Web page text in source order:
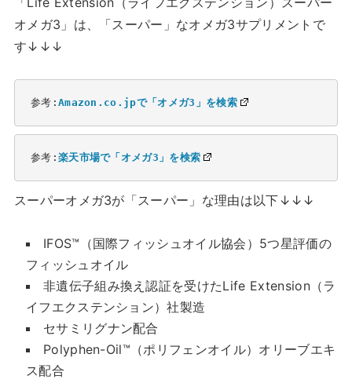
オメガ3」は、「スーパー」なオメガ3サプリメントで
す↓↓↓
参考: Amazon.co.jpで「オメガ3」を検索
参考: 楽天市場で「オメガ3」を検索
スーパーオメガ3が「スーパー」な理由は以下↓↓↓
IFOS™（国際フィッシュオイル協会）5つ星評価の
フィッシュオイル
非遺伝子組み換え認証を受けたLife Extension（ラ
イフエクステンション）社製造
セサミリグナン配合
Polyphen-Oil™（ポリフェンオイル）オリーブエキ
ス配合